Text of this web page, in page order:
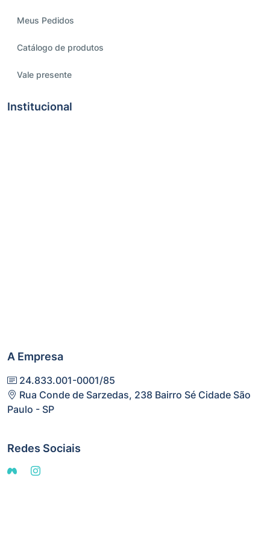
Meus Pedidos
Catálogo de produtos
Vale presente
Institucional
A Empresa
24.833.001-0001/85
Rua Conde de Sarzedas, 238 Bairro Sé Cidade São
Paulo - SP
Redes Sociais